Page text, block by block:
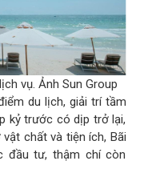
vụ. Ảnh Sun Group
du lịch, giải trí tầm
kỷ trước có dịp trở lại,
chất và tiện ích, Bãi
đầu tư, thậm chí còn